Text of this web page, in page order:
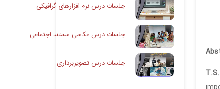
جلسات درس نرم افزارهای گرافیکی
جلسات درس عکاسی مستند اجتماعی
جلسات درس تصویربرداری